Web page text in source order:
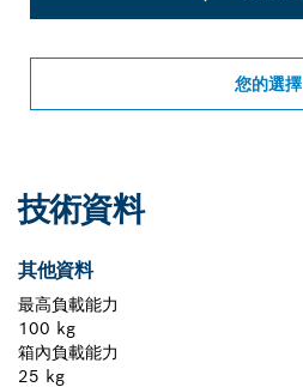
您的選擇
技術資料
其他資料
最高負載能力
100 kg
箱內負載能力
25 kg